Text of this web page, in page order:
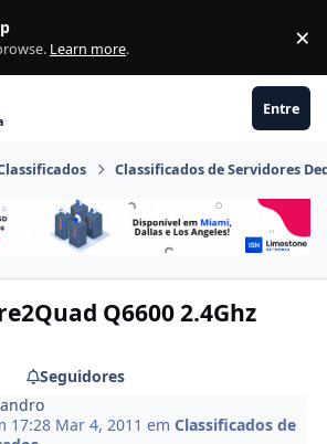
Learn more. ×
Entre
Classificados de Servidores
Q6600 2.4Ghz
Seguidores
17:28 Mar 4, 2011 emClassificados de